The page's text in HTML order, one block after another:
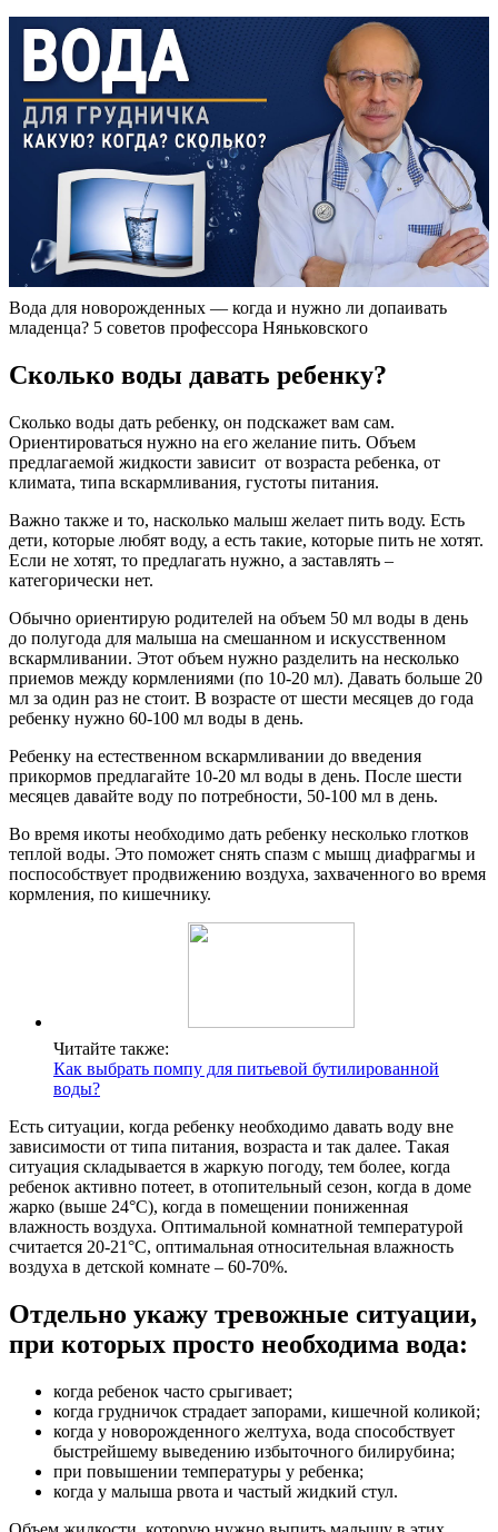
Вода для новорожденных — когда и нужно ли допаивать
младенца? 5 советов профессора Няньковского
Сколько воды давать ребенку?
Сколько воды дать ребенку, он подскажет вам сам.
Ориентироваться нужно на его желание пить. Объем
предлагаемой жидкости зависит от возраста ребенка, от
климата, типа вскармливания, густоты питания.
Важно также и то, насколько малыш желает пить воду. Есть
дети, которые любят воду, а есть такие, которые пить не хотят.
Если не хотят, то предлагать нужно, а заставлять –
категорически нет.
Обычно ориентирую родителей на объем 50 мл воды в день
до полугода для малыша на смешанном и искусственном
вскармливании. Этот объем нужно разделить на несколько
приемов между кормлениями (по 10-20 мл). Давать больше 20
мл за один раз не стоит. В возрасте от шести месяцев до года
ребенку нужно 60-100 мл воды в день.
Ребенку на естественном вскармливании до введения
прикормов предлагайте 10-20 мл воды в день. После шести
месяцев давайте воду по потребности, 50-100 мл в день.
Во время икоты необходимо дать ребенку несколько глотков
теплой воды. Это поможет снять спазм с мышц диафрагмы и
поспособствует продвижению воздуха, захваченного во время
кормления, по кишечнику.
Читайте также:
Как выбрать помпу для питьевой бутилированной
воды?
Есть ситуации, когда ребенку необходимо давать воду вне
зависимости от типа питания, возраста и так далее. Такая
ситуация складывается в жаркую погоду, тем более, когда
ребенок активно потеет, в отопительный сезон, когда в доме
жарко (выше 24°С), когда в помещении пониженная
влажность воздуха. Оптимальной комнатной температурой
считается 20-21°С, оптимальная относительная влажность
воздуха в детской комнате – 60-70%.
Отдельно укажу тревожные ситуации,
при которых просто необходима вода:
когда ребенок часто срыгивает;
когда грудничок страдает запорами, кишечной коликой;
когда у новорожденного желтуха, вода способствует
быстрейшему выведению избыточного билирубина;
при повышении температуры у ребенка;
когда у малыша рвота и частый жидкий стул.